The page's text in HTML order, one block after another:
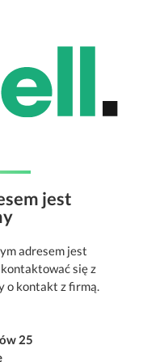
jest
adresem jest
się z
o kontakt z firmą.
25